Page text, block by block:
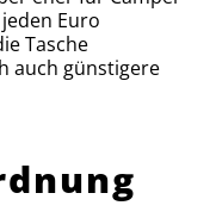
Euro
Tasche
auch günstigere